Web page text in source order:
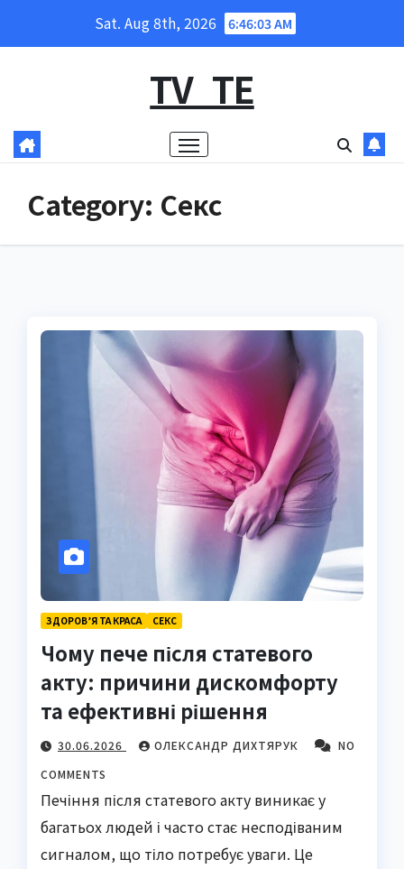
Sat. Aug 8th, 2026 6:46:04 AM
TV_TE
Category: Секс
ЗДОРОВ’Я ТА КРАСА СЕКС
Чому пече після статевого
акту: причини дискомфорту
та ефективні рішення
30.06.2026 ОЛЕКСАНДР ДИХТЯРУК
NO
COMMENTS
Печіння після статевого акту виникає у
багатьох людей і часто стає несподіваним
сигналом, що тіло потребує уваги. Це